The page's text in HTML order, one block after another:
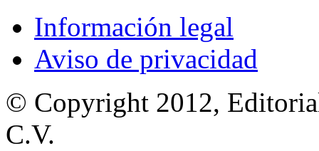
Información legal
Aviso de privacidad
© Copyright 2012,
C.V.